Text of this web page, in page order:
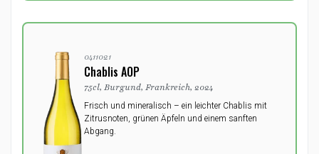
0411021
Chablis AOP
75cl, Burgund, Frankreich, 2024
Frisch und mineralisch – ein leichter Chablis mit
Zitrusnoten, grünen Äpfeln und einem sanften
Abgang.